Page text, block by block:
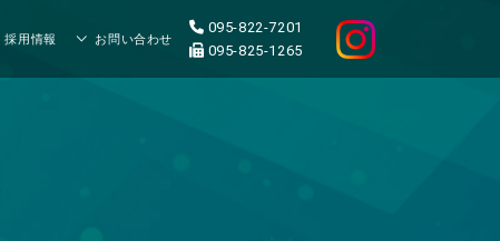
採用情報 お問い合わせ
095-822-7201
095-825-1265